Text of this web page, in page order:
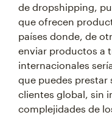
de dropshipping,
que ofrecen
países donde, de
enviar productos a
internacionales
que puedes prestar
clientes global, sin
complejidades de